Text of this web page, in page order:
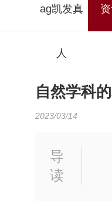
ag凯发真
人
自然学科
2023/03/14
导
读